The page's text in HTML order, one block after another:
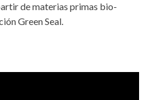
de materias primas bio-
Green Seal.